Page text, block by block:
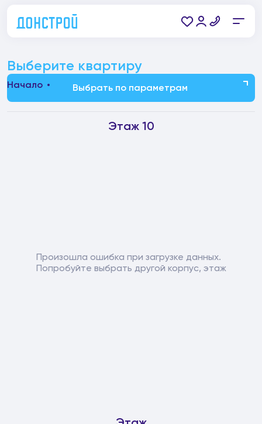
Выберите квартиру
Выбрать по параметрам
Начало
Этаж 10
Произошла ошибка при загрузке данных.
Попробуйте выбрать другой корпус, этаж